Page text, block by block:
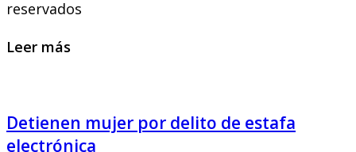
reservados
Leer más
Detienen mujer por delito de estafa
electrónica